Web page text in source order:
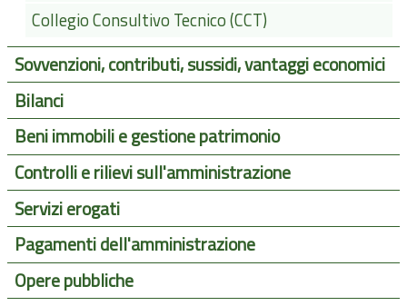
Collegio Consultivo Tecnico (CCT)
Sovvenzioni, contributi, sussidi, vantaggi economici
Bilanci
Beni immobili e gestione patrimonio
Controlli e rilievi sull'amministrazione
Servizi erogati
Pagamenti dell'amministrazione
Opere pubbliche